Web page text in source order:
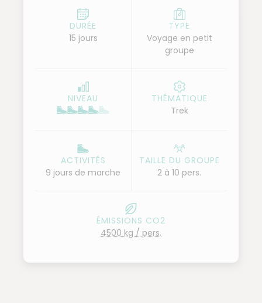
nous partons de Huaraz pour une aventure qui nous
mène à travers des paysages grandioses et variés.
Chaque jour, nous franchissons des cols
impressionnants, découvrons des vallées cachées
Huayhuash, avec ses sommets imposants et ses
vues imprenables, promet une expérience de
pour les randonneurs passionnés à la recherche de
défis et de beauté naturelle.
DURÉE
15 jours
TYPE
Voyage en petit
groupe
NIVEAU
THÉMATIQUE
Trek
ACTIVITÉS
9 jours de marche
TAILLE DU GROUPE
2 à 10 pers.
ÉMISSIONS CO2
4500 kg / pers.